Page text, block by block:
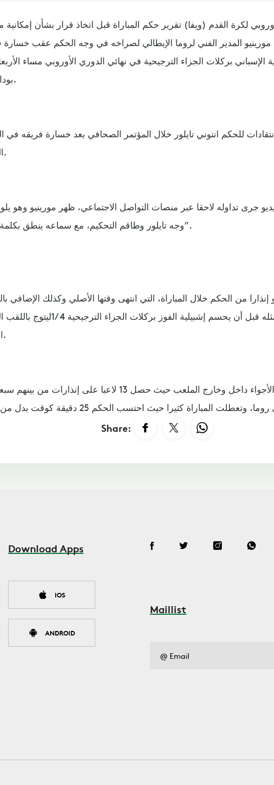
لكرة القدم (ويفا) تقرير حكم المباراة قبل اتخاذ قرار بشأن إمكانية
مورينيو المدير الفني لروما الإيطالي لصراخه في وجه الحكم عقب خسارة
الإسباني بركلات الجزاء الترجيحية في نهائي الدوري الأوروبي مساء
بودابست.
للحكم انتوني تايلور خلال المؤتمر الصحافي بعد خسارة فريقه في
القاري.
جرى تداوله لاحقا عبر منصات التواصل الاجتماعي، ظهر مورينيو وهو
وجه تايلور وطاقم التحكيم، مع سماعه ينطق بكلمة “عار”.
إنذارا من الحكم خلال المباراة، التي انتهى وقتها الأصلي وكذلك الإضافي
بهدف لمثله قبل أن يحسم إشبيلية الفوز بركلات الجزاء
السابع.
واشتعلت الأجواء داخل وخارج الملعب حيث حصل 13 لاعبا على إنذارات من
Share:
Download Apps
IOS
ANDROID
Maillist